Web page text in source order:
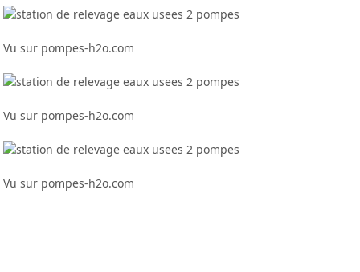
Vu sur pompes-h2o.com
Vu sur pompes-h2o.com
Vu sur pompes-h2o.com